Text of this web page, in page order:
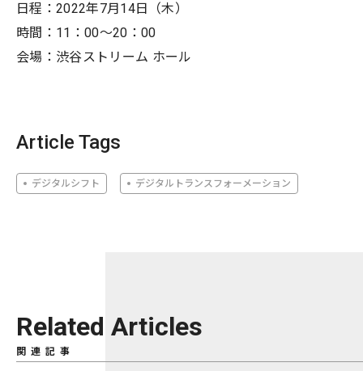
日程：2022年7月14日（木）
時間：11：00～20：00
会場：渋谷ストリーム ホール
Article Tags
デジタルシフト デジタルトランスフォーメーション
Related Articles
関連記事